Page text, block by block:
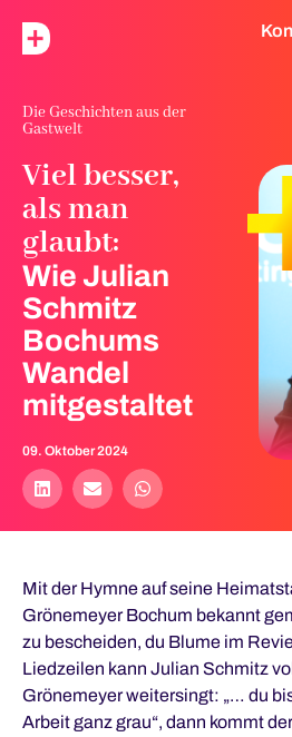
Die Geschichten aus der
Gastwelt
Viel besser,
als man
glaubt:
Wie Julian
Schmitz
Bochums
Wandel
mitgestaltet
09. Oktober 2024
Mit der Hymne auf seine
Grönemeyer Bochum bekannt
zu bescheiden, du Blume im
Liedzeilen kann Julian Schmitz
Grönemeyer weitersingt: „… du
Arbeit ganz grau“, dann kommt